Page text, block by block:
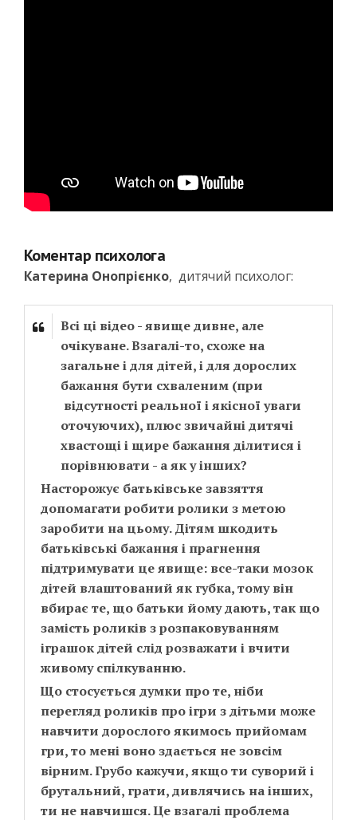
Коментар психолога
Катерина Онопрієнко, дитячий психолог:
Всі ці відео - явище дивне, але
очікуване. Взагалі-то, схоже на
загальне і для дітей, і для дорослих
бажання бути схваленим (при
відсутності реальної і якісної уваги
оточуючих), плюс звичайні дитячі
хвастощі і щире бажання ділитися і
порівнювати - а як у інших?
Насторожує батьківське завзяття
допомагати робити ролики з метою
заробити на цьому. Дітям шкодить
батьківські бажання і прагнення
підтримувати це явище: все-таки мозок
дітей влаштований як губка, тому він
вбирає те, що батьки йому дають, так що
замість роликів з розпаковуванням
іграшок дітей слід розважати і вчити
живому спілкуванню.
Що стосується думки про те, ніби
перегляд роликів про ігри з дітьми може
навчити дорослого якимось прийомам
гри, то мені воно здається не зовсім
вірним. Грубо кажучи, якщо ти суворий і
брутальний, грати, дивлячись на інших,
ти не навчишся. Це взагалі проблема